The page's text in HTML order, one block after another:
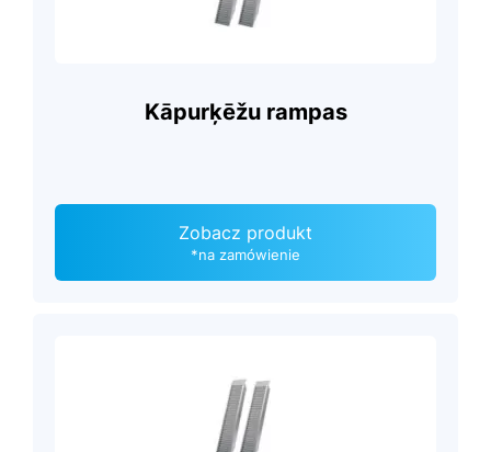
Kāpurķēžu rampas
Zobacz produkt
*na zamówienie